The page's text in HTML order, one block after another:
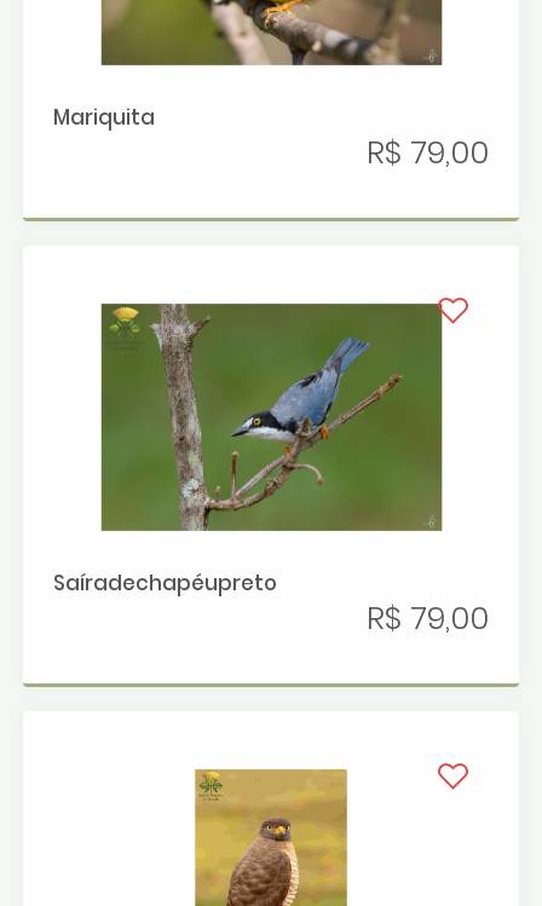
Mariquita
R$ 79,00
Saíradechapéupreto
R$ 79,00